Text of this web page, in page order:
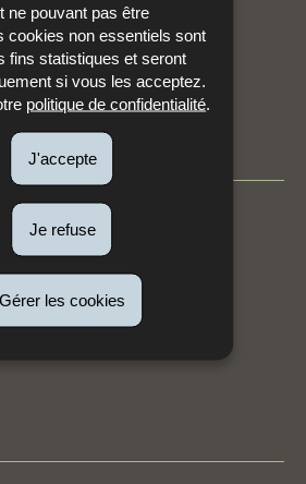
ne pouvant pas être
cookies non essentiels sont
fins statistiques et seront
si vous les acceptez.
politique de confidentialité.
J'accepte
Je refuse
Gérer les cookies